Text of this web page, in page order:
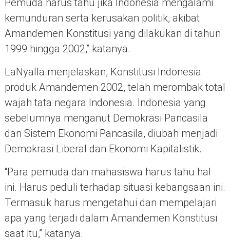
Pemuda harus tahu jika Indonesia mengalami
kemunduran serta kerusakan politik, akibat
Amandemen Konstitusi yang dilakukan di tahun
1999 hingga 2002,” katanya.
LaNyalla menjelaskan, Konstitusi Indonesia
produk Amandemen 2002, telah merombak total
wajah tata negara Indonesia. Indonesia yang
sebelumnya menganut Demokrasi Pancasila
dan Sistem Ekonomi Pancasila, diubah menjadi
Demokrasi Liberal dan Ekonomi Kapitalistik.
“Para pemuda dan mahasiswa harus tahu hal
ini. Harus peduli terhadap situasi kebangsaan ini.
Termasuk harus mengetahui dan mempelajari
apa yang terjadi dalam Amandemen Konstitusi
saat itu,” katanya.